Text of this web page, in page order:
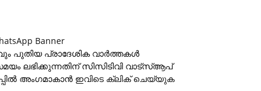
പുതിയ പ്രാദേശിക വാര്‍ത്തകള്‍
ലഭിക്കുന്നതിന് സിസിടിവി വാട്‌സ്ആപ്
അംഗമാകാന്‍ ഇവിടെ ക്ലിക് ചെയ്യുക